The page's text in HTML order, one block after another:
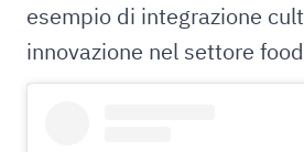
esempio di integrazione
innovazione nel settore